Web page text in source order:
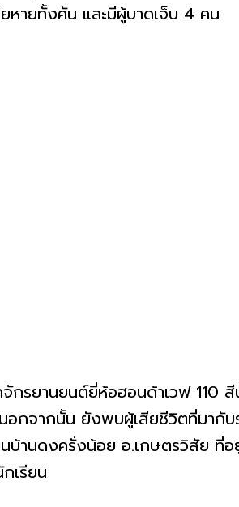
หายทั้งคัน และมีผู้บาดเจ็บ 4 คน
รยานยนต์ยี่ห้อฮอนด้าเวฟ 110 สี
กจากนั้น ยังพบผู้เสียชีวิตที่มากั
บ้านดงครั่งน้อย อ.เกษตรวิสัย ที่
เรียน